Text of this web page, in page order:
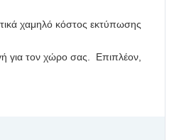
χαμηλό κόστος εκτύπωσης
για τον χώρο σας. Επιπλέον,